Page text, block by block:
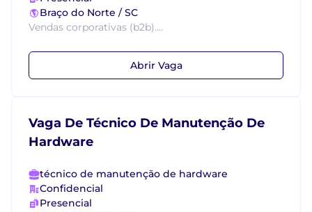
Braço do Norte / SC
Vendas corporativas (b2b)....
Abrir Vaga
Vaga De Técnico De Manutenção De
Hardware
técnico de manutenção de hardware
Confidencial
Presencial